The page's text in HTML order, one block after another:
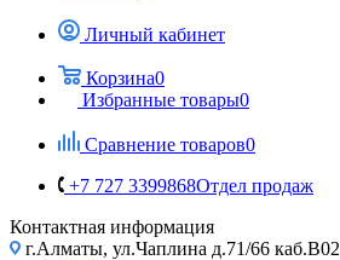
Личный кабинет
Корзина0
Избранные товары0
Сравнение товаров0
+7 727 3399868Отдел продаж
Контактная информация
г.Алматы, ул.Чаплина д.71/66 каб.B02